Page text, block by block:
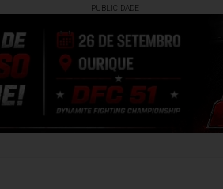
PUBLICIDADE